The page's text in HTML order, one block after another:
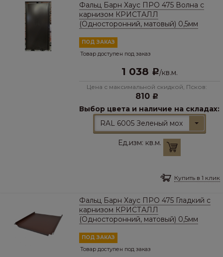
Фальц Барн Хаус ПРО 475 Волна с
карнизом КРИСТАЛЛ
(Односторонний, матовый) 0,5мм
ПОД ЗАКАЗ
Товар доступен под заказ
1 038 Р/кв.м.
Цена с максимальной скидкой, Псков:
810 Р
Выбор цвета и наличие на складах:
RAL 6005 Зеленый мох
Ед.изм: кв.м.
Купить в 1 клик
Фальц Барн Хаус ПРО 475 Гладкий с
карнизом КРИСТАЛЛ
(Односторонний, матовый) 0,5мм
ПОД ЗАКАЗ
Товар доступен под заказ